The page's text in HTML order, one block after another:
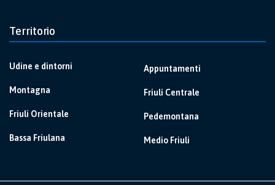
Territorio
Udine e dintorni
Montagna
Friuli Orientale
Bassa Friulana
Appuntamenti
Friuli Centrale
Pedemontana
Medio Friuli